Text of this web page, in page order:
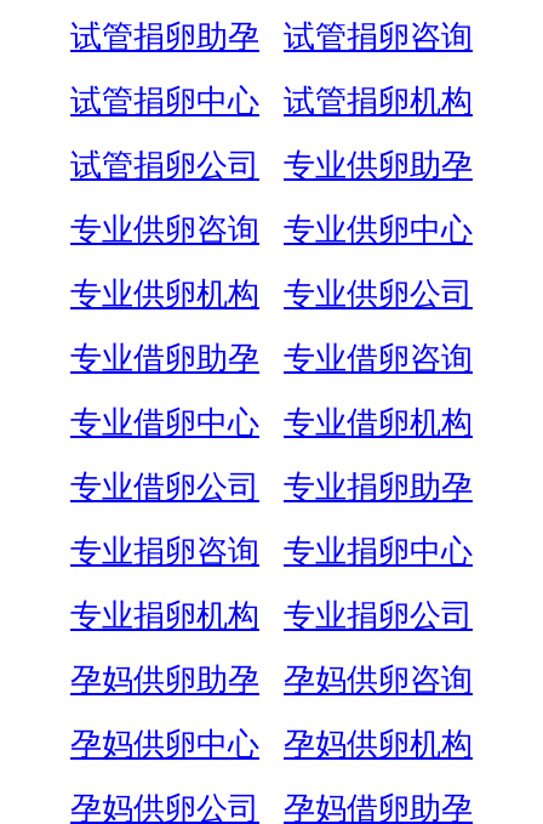
试管捐卵助孕
试管捐卵咨询
试管捐卵中心
试管捐卵机构
试管捐卵公司
专业供卵助孕
专业供卵咨询
专业供卵中心
专业供卵机构
专业供卵公司
专业借卵助孕
专业借卵咨询
专业借卵中心
专业借卵机构
专业借卵公司
专业捐卵助孕
专业捐卵咨询
专业捐卵中心
专业捐卵机构
专业捐卵公司
孕妈供卵助孕
孕妈供卵咨询
孕妈供卵中心
孕妈供卵机构
孕妈供卵公司
孕妈借卵助孕